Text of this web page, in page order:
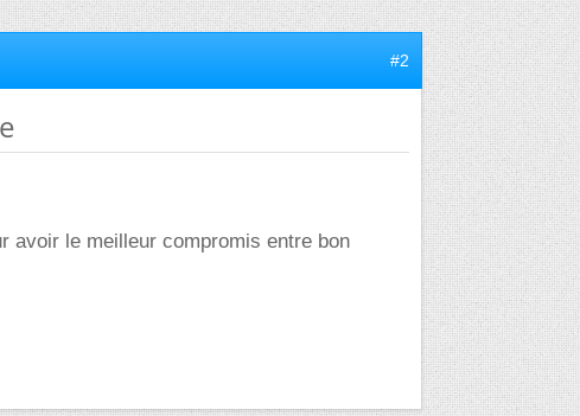
#2
avoir le meilleur compromis entre bon